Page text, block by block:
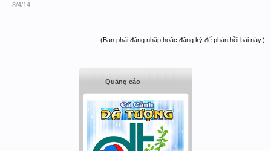
8/4/14
(Bạn phải đăng nhập hoặc đăng ký để phản hồi bài này.)
Quảng cáo